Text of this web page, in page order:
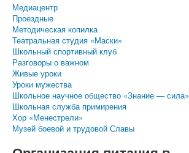
Медиацентр
Проездные
Методическая копилка
Театральная студия «Маски»
Школьный спортивный клуб
Разговоры о важном
Живые уроки
Уроки мужества
Школьное научное общество «Знание — сила»
Школьная служба примирения
Хор «Менестрели»
Музей боевой и трудовой Славы